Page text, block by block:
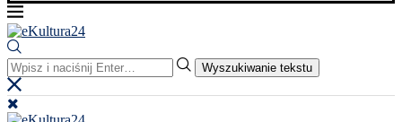
Wyszukiwanie tekstu